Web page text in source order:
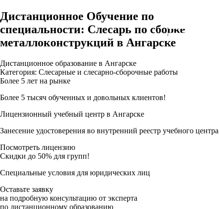
Дистанционное Обучение по
специальности: Слесарь по сборке
металлоконструкций в Ангарске
Дистанционное образование в Ангарске
Категория: Слесарные и слесарно-сборочные работы
Более 5 лет на рынке
Более 5 тысяч обученных и довольных клиентов!
Лицензионный учебный центр в Ангарске
Занесение удостоверения во внутренний реестр учебного центра
Посмотреть лицензию
Скидки до 50% для групп!
Специальные условия для юридических лиц
Оставьте заявку
на подробную консультацию от эксперта
по дистанционному образованию